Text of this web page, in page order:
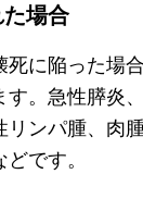
場合
に陥った場
す。急性膵炎
リンパ腫、肉
です。